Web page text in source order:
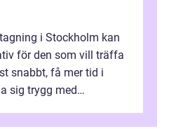
i Stockholm kan
för den som vill träffa
snabbt, få mer tid i
sig trygg med